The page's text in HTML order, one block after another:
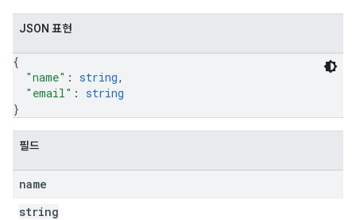
JSON 표현
{
"name" : string,
"email" : string
}
필드
name
string